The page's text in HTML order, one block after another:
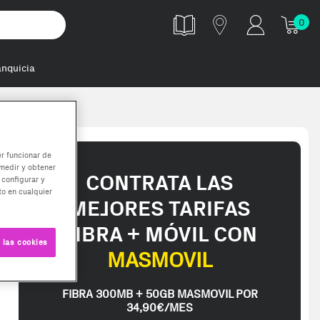
0
CONTRATA LAS
MEJORES TARIFAS
FIBRA + MÓVIL CON
MASMOVIL
FIBRA 300MB + 50GB MASMOVIL POR
34,90€/MES
funcionar de
y obtener
y
en cualquier
cookies